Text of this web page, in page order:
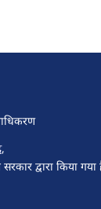
,
द्वारा किया गया